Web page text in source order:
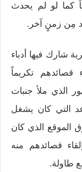
كما لو لم يحدث
مِن زمنٍ آخر.
شارك فيها أدباء
قصائدهم تكريماً
الذي ملأ جنبات
التي كان يشغل
الموقع الذي كان
قصائدهم منه
طاولة.